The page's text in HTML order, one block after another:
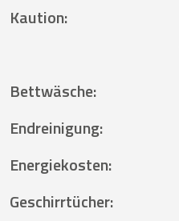
Kaution:
Bettwäsche:
Endreinigung:
Energiekosten:
Geschirrtücher: